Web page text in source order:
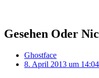
Gesehen Oder
Ghostface
8. April 2013 um 14:04